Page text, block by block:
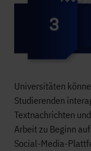
Universitäten
Studierenden
Textnachrichten
Arbeit zu Beginn
Social-Media-